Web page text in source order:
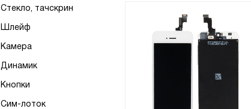
Стекло, тачскрин
Шлейф
Камера
Динамик
Кнопки
Сим-лоток